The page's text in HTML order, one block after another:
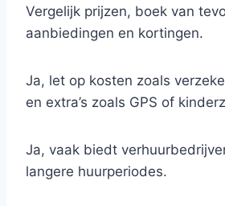
Vergelijk prijzen, boek van
aanbiedingen en kortingen.
Ja, let op kosten zoals
en extra’s zoals GPS of
Ja, vaak biedt
langere huurperiodes.